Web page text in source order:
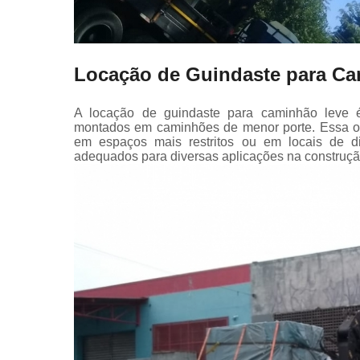
Locação de Guindaste para
A locação de guindaste para caminhão leve
montados em caminhões de menor porte.
em espaços mais restritos ou em locais de
adequados para diversas aplicações na